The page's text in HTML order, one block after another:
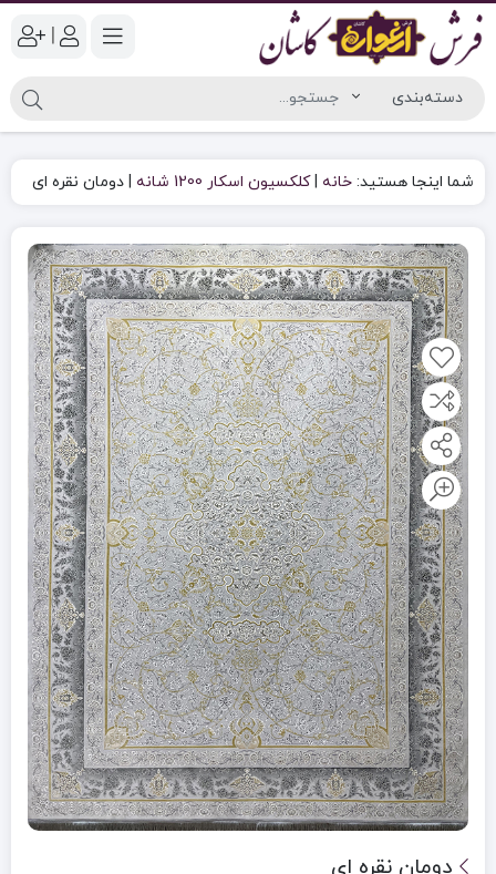
|
شما اینجا هستید: خانه |کلکسیون اسکار 1200 شانه دومان نقره ای